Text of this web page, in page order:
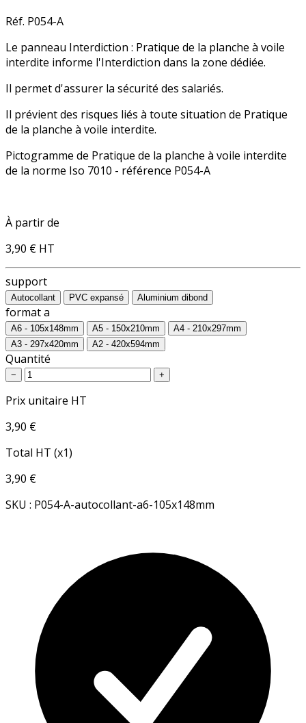
Réf. P054-A
Le panneau Interdiction : Pratique de la planche à voile
interdite informe l'Interdiction dans la zone dédiée.
Il permet d'assurer la sécurité des salariés.
Il prévient des risques liés à toute situation de Pratique
de la planche à voile interdite.
Pictogramme de Pratique de la planche à voile interdite
de la norme Iso 7010 - référence P054-A
À partir de
3,90 € HT
support
Autocollant PVC expansé Aluminium dibond
format a
A6 - 105x148mm A5 - 150x210mm
A4 - 210x297mm
A3 - 297x420mm
A2 - 420x594mm
Quantité
− +
Prix unitaire HT
3,90 €
Total HT (x1)
3,90 €
SKU : P054-A-autocollant-a6-105x148mm